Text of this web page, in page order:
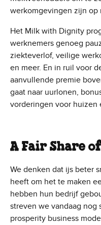
werkomgevingen zijn op
Het Milk with Dignity
werknemers genoeg
ziekteverlof, veilige
en meer. En in ruil voor
aanvullende premie
gaat naar uurlonen,
vorderingen voor huizen
A Fair Share
We denken dat ijs beter
heeft om het te maken
hebben hun bedrijf
streven we vandaag nog
prosperity business